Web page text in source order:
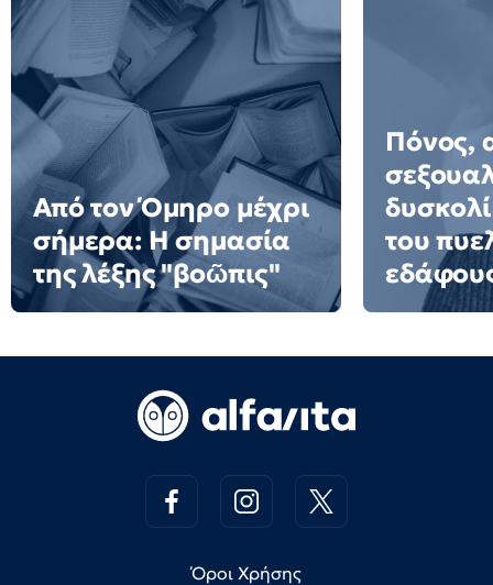
Από τον Όμηρο μέχρι
σήμερα: Η σημασία
της λέξης "βοῶπις"
Πόνος,
του
Όροι Χρήσης